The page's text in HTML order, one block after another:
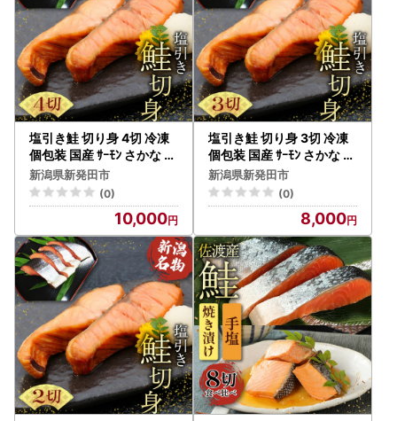
塩引き鮭 切り身 4切 冷凍
個包装 国産 ｻｰﾓﾝ さかな 海
産物 食品 小分け 真空パッ
ク 惣菜 お酒のあて 塩引き
鮭 半身 切り身 贈答 ギフト
佐々木食品 新潟 新発田 魚
介 sasaki006_01
新潟県新発田市
(0)
10,000
塩引き鮭 切り身 3切 冷凍
個包装 国産 ｻｰﾓﾝ さかな 海
産物 食品 小分け 真空パッ
ク 惣菜 お酒のあて 塩引き
鮭 半身 切り身 贈答 ギフト
佐々木食品 新潟 新発田 魚
介 sasaki005_01
新潟県新発田市
(0)
8,000